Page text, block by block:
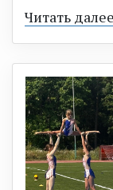
Читать далее